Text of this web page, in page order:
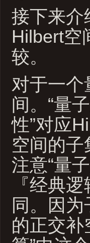
接下来介
Hilbert空
较。
对于一
间。“量
性”对应
空间的子
注意“量
『经典
同。因
的正交补